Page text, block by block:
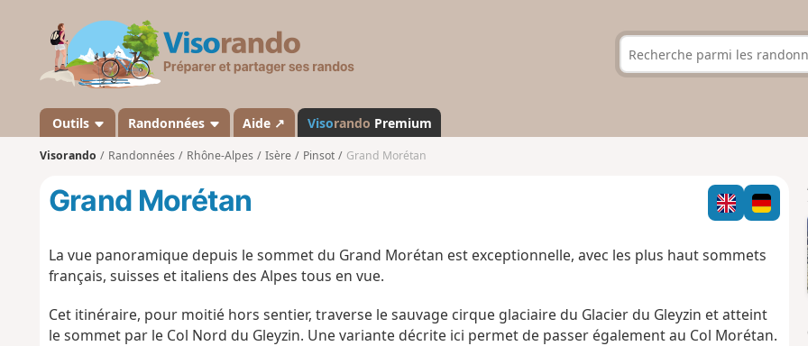
s
a
n
d
Outils Randonnées Aide ↗ Visorando Premium
Visorando Randonnées Rhône-Alpes Isère Pinsot Grand Morétan
Grand Morétan
La vue panoramique depuis le sommet du Grand Morétan est exceptionnelle, avec les plus haut sommets
français, suisses et italiens des Alpes tous en vue.
Cet itinéraire, pour moitié hors sentier, traverse le sauvage cirque glaciaire du Glacier du Gleyzin et atteint
le sommet par le Col Nord du Gleyzin. Une variante décrite ici permet de passer également au Col Morétan.